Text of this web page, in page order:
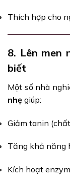
Thích hợp cho
8. Lên men
biết
Một số nhà
nhẹ giúp:
Giảm tanin
Tăng khả năng
Kích hoạt